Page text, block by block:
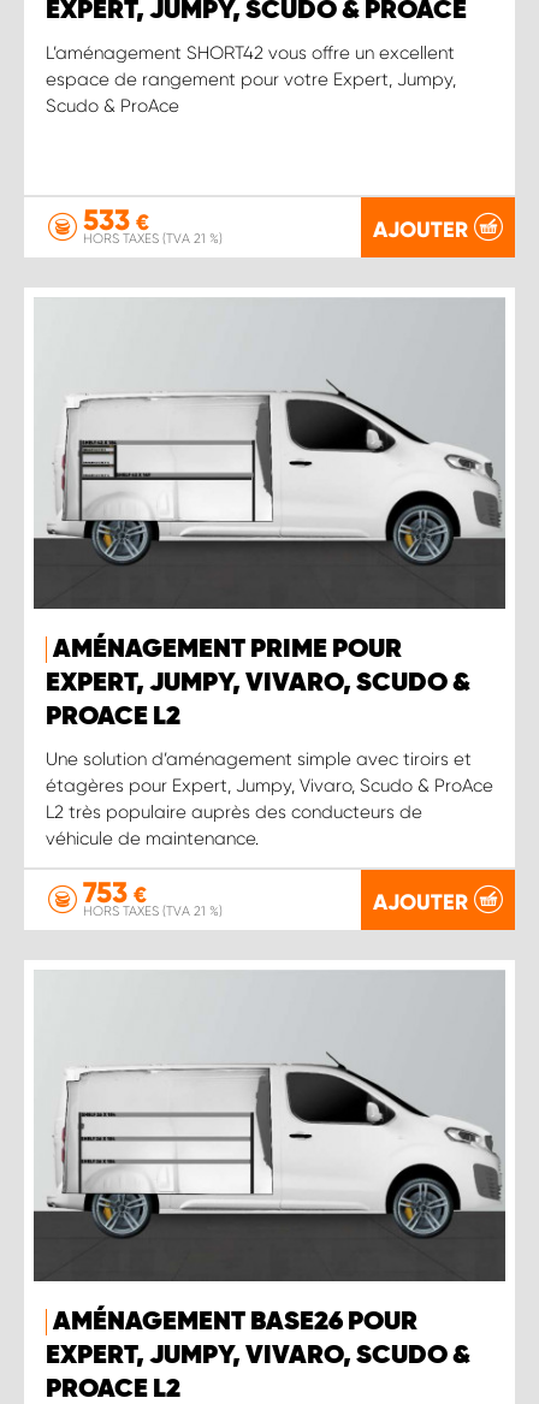
EXPERT, JUMPY, SCUDO & PROACE
L’aménagement SHORT42 vous offre un excellent
espace de rangement pour votre Expert, Jumpy,
Scudo & ProAce
533 €
HORS TAXES (TVA 21 %) AJOUTER
AMÉNAGEMENT PRIME POUR
EXPERT, JUMPY, VIVARO, SCUDO &
PROACE L2
Une solution d’aménagement simple avec tiroirs et
étagères pour Expert, Jumpy, Vivaro, Scudo & ProAce
L2 très populaire auprès des conducteurs de
véhicule de maintenance.
753 €
HORS TAXES (TVA 21 %) AJOUTER
AMÉNAGEMENT BASE26 POUR
EXPERT, JUMPY, VIVARO, SCUDO &
PROACE L2